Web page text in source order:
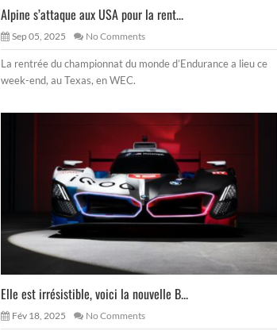
Alpine s’attaque aux USA pour la rent...
Sep 05, 2025 No Comments
La rentrée du championnat du monde d’Endurance a lieu ce
week-end, au Texas, en WEC.
Elle est irrésistible, voici la nouvelle B...
Fév 18, 2025 No Comments